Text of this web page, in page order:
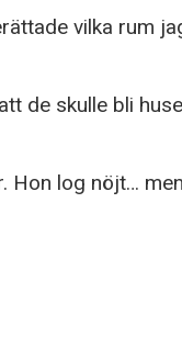
vilka rum
de skulle bli
log nöjt…